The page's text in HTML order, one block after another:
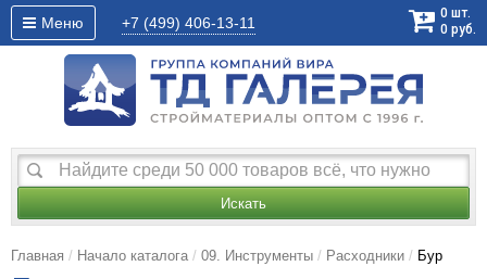
Меню +7 (499) 406-13-11
0 шт.
0 руб.
Искать
Главная Начало каталога 09. Инструменты Расходники Бур